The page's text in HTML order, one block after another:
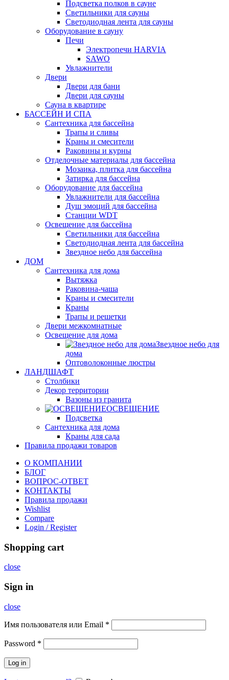
Подсветка полков в сауне
Светильники для сауны
Светодиодная лента для сауны
Оборудование в сауну
Печи
Электропечи HARVIA
SAWO
Увлажнители
Двери
Двери для бани
Двери для сауны
Сауна в квартире
БАССЕЙН И СПА
Сантехника для бассейна
Трапы и сливы
Краны и смесители
Раковины и курны
Отделочные материалы для бассейна
Мозаика, плитка для бассейна
Затирка для бассейна
Оборудование для бассейна
Увлажнители для бассейна
Душ эмоций для бассейна
Станции WDT
Освещение для бассейна
Светильники для бассейна
Светодиодная лента для бассейна
Звездное небо для бассейна
ДОМ
Сантехника для дома
Вытяжка
Раковина-чаша
Краны и смесители
Краны
Трапы и решетки
Двери межкомнатные
Освещение для дома
Звездное небо для
дома
Оптоволоконные люстры
ЛАНДШАФТ
Столбики
Декор территории
Вазоны из гранита
ОСВЕЩЕНИЕ
Подсветка
Сантехника для дома
Краны для сада
Правила продажи товаров
О КОМПАНИИ
БЛОГ
ВОПРОС-ОТВЕТ
КОНТАКТЫ
Правила продажи
Wishlist
Compare
Login / Register
Shopping cart
close
Sign in
close
Имя пользователя или Email *
Password *
Log in